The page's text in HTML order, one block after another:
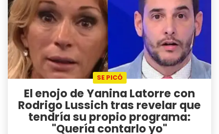
SE PICÓ
El enojo de Yanina Latorre con
Rodrigo Lussich tras revelar que
tendría su propio programa:
"Quería contarlo yo"